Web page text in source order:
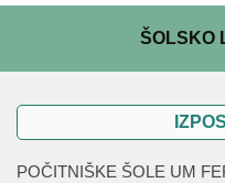
ŠOLSKO
POČITNIŠKE ŠOLE UM